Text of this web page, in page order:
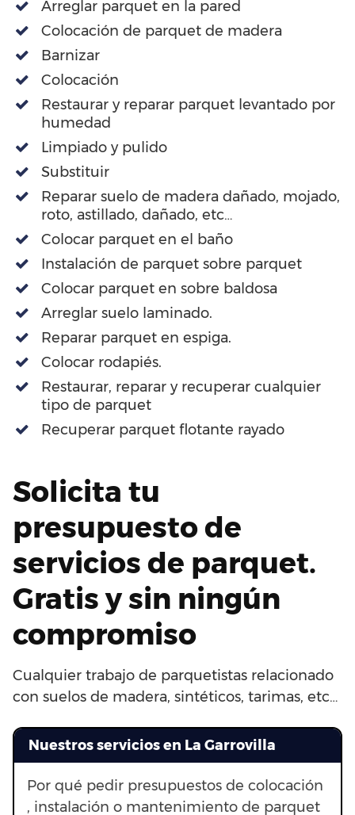
Arreglar parquet en la pared
Colocación de parquet de madera
Barnizar
Colocación
Restaurar y reparar parquet levantado por
humedad
Limpiado y pulido
Substituir
Reparar suelo de madera dañado, mojado,
roto, astillado, dañado, etc…
Colocar parquet en el baño
Instalación de parquet sobre parquet
Colocar parquet en sobre baldosa
Arreglar suelo laminado.
Reparar parquet en espiga.
Colocar rodapiés.
Restaurar, reparar y recuperar cualquier
tipo de parquet
Recuperar parquet flotante rayado
Solicita tu
presupuesto de
servicios de parquet.
Gratis y sin ningún
compromiso
Cualquier trabajo de parquetistas relacionado
con suelos de madera, sintéticos, tarimas, etc…
Nuestros servicios en La Garrovilla
Por qué pedir presupuestos de colocación
, instalación o mantenimiento de parquet